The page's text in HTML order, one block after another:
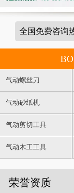
全国免费咨询
气动螺丝刀
气动砂纸机
气动剪切工具
气动木工工具
荣誉资质